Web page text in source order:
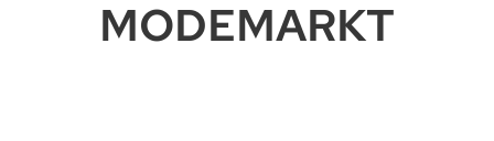
MODEMARKT